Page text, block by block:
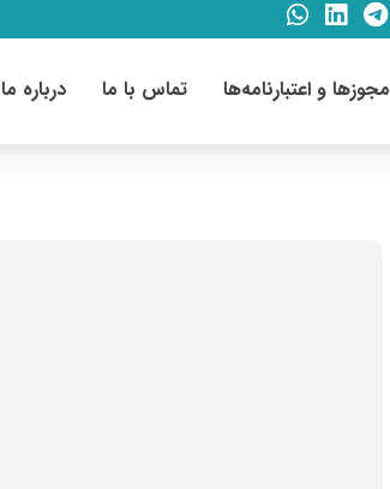
مجوزها و اعتبارنامه‌ها تماس با ما درباره ما